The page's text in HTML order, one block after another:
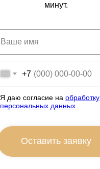
минут.
+7
Я даю согласие на обработку
персональных данных
Оставить заявку